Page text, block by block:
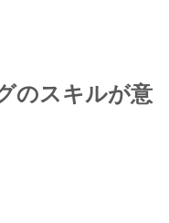
のスキルが意